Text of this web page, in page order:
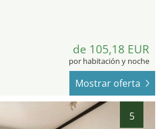
de 105,18 EUR
por habitación y noche
Mostrar oferta
5